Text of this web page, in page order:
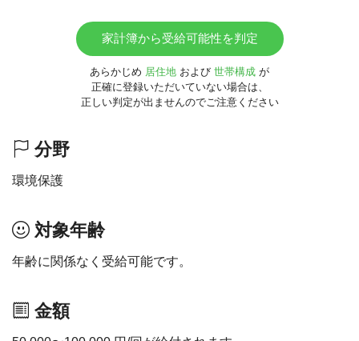
家計簿から受給可能性を判定
あらかじめ 居住地 および 世帯構成 が
正確に登録いただいていない場合は、
正しい判定が出ませんのでご注意ください
分野
環境保護
対象年齢
年齢に関係なく受給可能です。
金額